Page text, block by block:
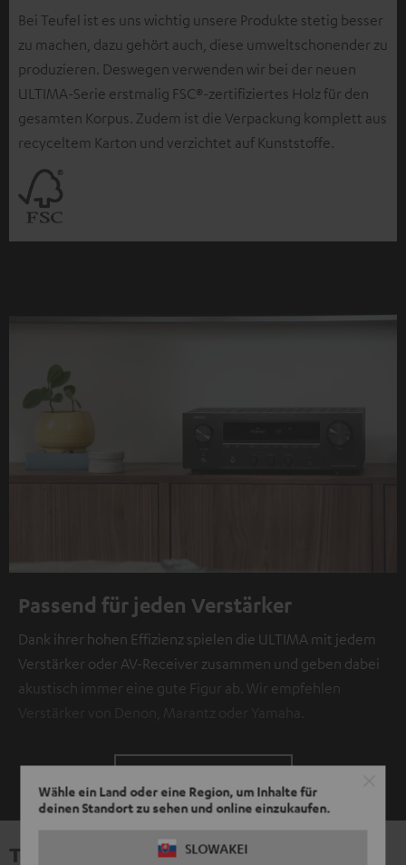
Wähle ein Land oder eine Region, um Inhalte für
deinen Standort zu sehen und online einzukaufen.
SLOWAKEI
Bei Teufel ist es uns wichtig unsere Produkte stetig besser
zu machen, dazu gehört auch, diese umweltschonender zu
produzieren. Deswegen verwenden wir bei der neuen
ULTIMA-Serie erstmalig FSC®-zertifiziertes Holz für den
gesamten Korpus. Zudem ist die Verpackung komplett aus
recyceltem Karton und verzichtet auf Kunststoffe.
Passend für jeden Verstärker
Dank ihrer hohen Effizienz spielen die ULTIMA mit jedem
Verstärker oder AV-Receiver zusammen und geben dabei
akustisch immer eine gute Figur ab. Wir empfehlen
Verstärker von Denon, Marantz oder Yamaha.
Technische Daten